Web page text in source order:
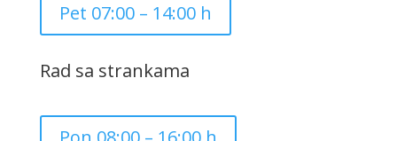
Pet 07:00 – 14:00 h
Rad sa strankama